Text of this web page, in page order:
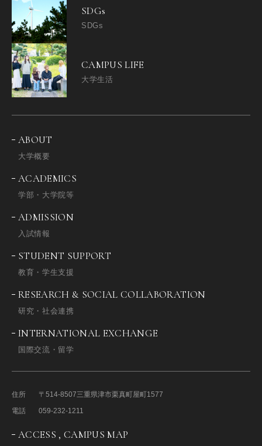
SDGs
SDGs
CAMPUS LIFE
大学生活
ABOUT
大学概要
ACADEMICS
学部・大学院等
ADMISSION
入試情報
STUDENT SUPPORT
教育・学生支援
RESEARCH & SOCIAL COLLABORATION
研究・社会連携
INTERNATIONAL EXCHANGE
国際交流・留学
住所 〒514-8507三重県津市栗真町屋町1577
電話
059-232-1211
ACCESS , CAMPUS MAP